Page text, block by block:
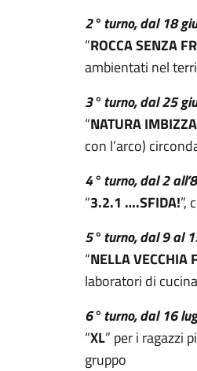
2° turno, dal 18
“ROCCA SENZA
ambientati nel
3° turno, dal 25
“NATURA
con l’arco)
4° turno, dal 2
“3.2.1 ….SFIDA!”,
5° turno, dal 9 al
“NELLA VECCHIA
laboratori di cucina
6° turno, dal 16
“XL” per i ragazzi
gruppo